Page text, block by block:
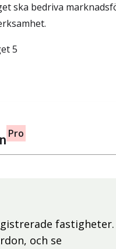
ska bedriva
5
Pro
fastigheter.
och se